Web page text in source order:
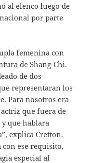
al elenco luego de
por parte
femenina con
de Shang-Chi.
de dos
representaran los
Para nosotros era
que fuera de
que hablara
explica Cretton.
con ese requisito,
especial al